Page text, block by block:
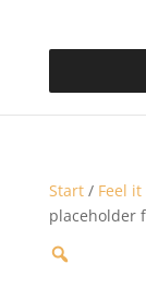
Start/ Feel
placeholder